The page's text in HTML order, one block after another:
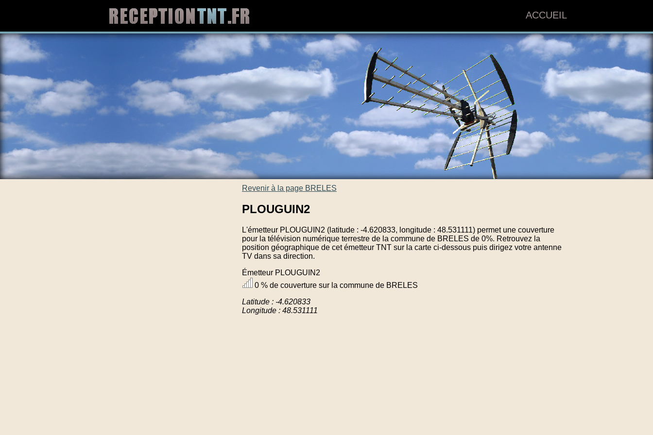
ACCUEIL
Revenir à la page BRELES
PLOUGUIN2
L'émetteur PLOUGUIN2 (latitude : -4.620833, longitude : 48.531111) permet une couverture
pour la télévision numérique terrestre de la commune de BRELES de 0%. Retrouvez la
position géographique de cet émetteur TNT sur la carte ci-dessous puis dirigez votre antenne
TV dans sa direction.
Émetteur PLOUGUIN2
0 % de couverture sur la commune de BRELES
Latitude : -4.620833
Longitude : 48.531111